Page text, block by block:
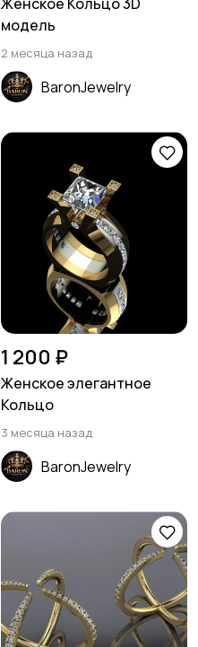
модель
2 месяца назад
BaronJewelry
1 200 ₽
Женское элегантное
Кольцо
3 месяца назад
BaronJewelry